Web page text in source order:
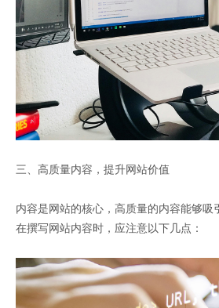
三、高质量内容，提升网站价值
内容是网站的核心，高质量的内容能够吸
在撰写网站内容时，应注意以下几点：